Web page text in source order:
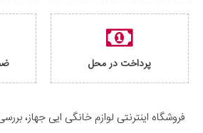
پرداخت در محل
فروشگاه اینترنتی لوازم خانگی ایی جهاز،